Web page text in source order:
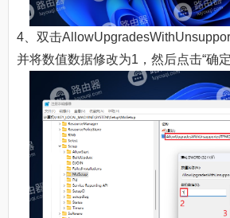
4、双击
并将数值数据修改为1，然后点击“确定